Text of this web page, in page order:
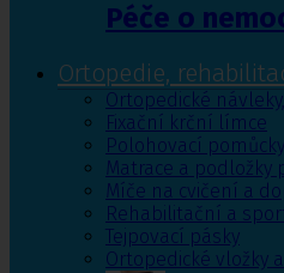
Péče o
Ortopedie,
Ortopedické
Fixační krční límce
Polohovací pomůcky
Matrace a podložky
Míče na cvičení a
Rehabilitační a
Tejpovací pásky
Ortopedické vložky